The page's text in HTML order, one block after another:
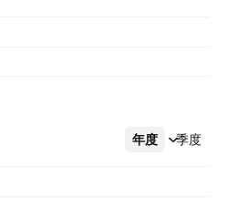
年度 季度
更多